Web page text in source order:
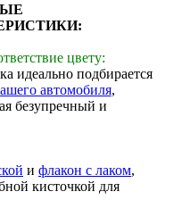
цвету:
идеально подбирается
автомобиля,
безупречный и
и флакон с лаком,
кисточкой для